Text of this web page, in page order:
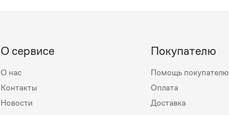
О сервисе
О нас
Контакты
Новости
Покупателю
Помощь покупателю
Оплата
Доставка